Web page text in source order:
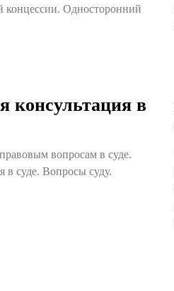
концессии. Односторонний
консультация в
вопросам в суде.
в суде. Вопросы суду.